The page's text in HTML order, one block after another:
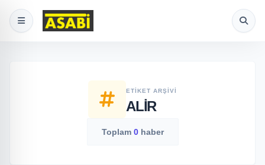
ETIKET ARŞIVI
ALIR
Toplam 0haber